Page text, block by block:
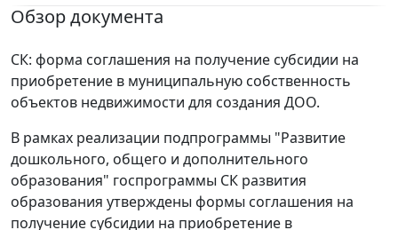
Обзор документа
СК: форма соглашения на получение субсидии на
приобретение в муниципальную собственность
объектов недвижимости для создания ДОО.
В рамках реализации подпрограммы "Развитие
дошкольного, общего и дополнительного
образования" госпрограммы СК развития
образования утверждены формы соглашения на
получение субсидии на приобретение в